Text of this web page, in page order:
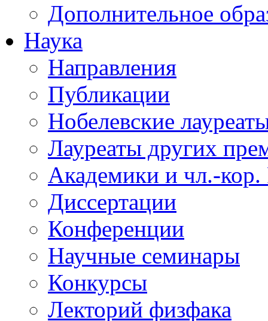
Дополнительное
Наука
Направления
Публикации
Нобелевские
Лауреаты других
Академики и чл.-
Диссертации
Конференции
Научные семинары
Конкурсы
Лекторий физфака